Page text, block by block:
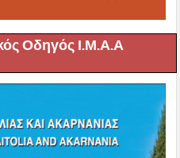
Οδηγός Ι.Μ.Α.Α